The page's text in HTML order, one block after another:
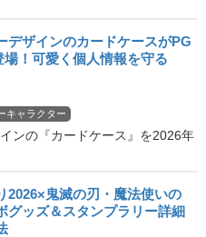
デザインのカードケースがPG
！可愛く個人情報を守る
キャラクター
ンの『カードケース』を2026年
2026×鬼滅の刃・魔法使いの
グッズ＆スタンプラリー詳細